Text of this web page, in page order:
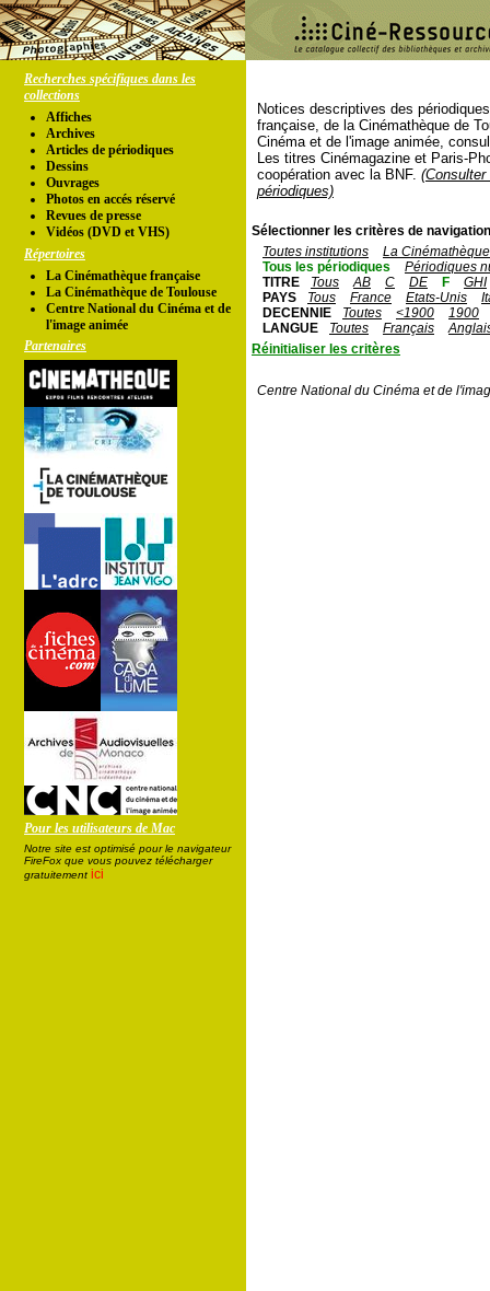
Recherches spécifiques dans les
collections
Affiches
Archives
Articles de périodiques
Dessins
Ouvrages
Photos en accés réservé
Revues de presse
Vidéos (DVD et VHS)
Répertoires
La Cinémathèque française
La Cinémathèque de Toulouse
Centre National du Cinéma et de
l'image animée
Partenaires
Pour les utilisateurs de Mac
Notre site est optimisé pour le navigateur
FireFox que vous pouvez télécharger
gratuitement ici
Notices descriptives des
française, de la Cinémathèque de
Cinéma et de l'image animée,
Les titres Cinémagazine et Paris-
coopération avec la BNF.
périodiques)
Sélectionner les critères de
Toutes institutions
La
Tous les périodiques
Périodiques
TITRE
Tous AB C DE F
GHI
PAYS
Tous France Etats-Unis
DECENNIE
Toutes <1900
1900
LANGUE
Toutes Français
Réinitialiser les critères
Centre National du Cinéma et de